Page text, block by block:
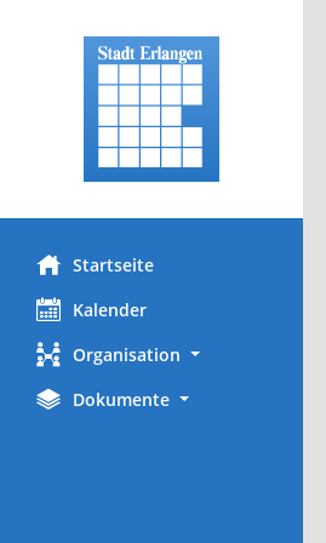
Startseite
Kalender
Organisation
Dokumente